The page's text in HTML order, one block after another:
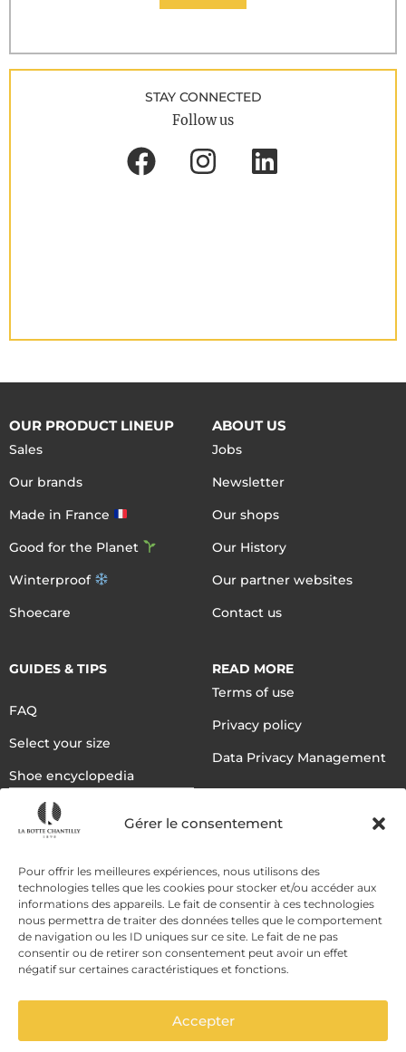
Gérer le consentement
Pour offrir les meilleures expériences, nous utilisons des
technologies telles que les cookies pour stocker et/ou accéder aux
informations des appareils. Le fait de consentir à ces technologies
nous permettra de traiter des données telles que le comportement
de navigation ou les ID uniques sur ce site. Le fait de ne pas
consentir ou de retirer son consentement peut avoir un effet
négatif sur certaines caractéristiques et fonctions.
Accepter
STAY CONNECTED
Follow us
OUR PRODUCT LINEUP
Sales
Our brands
Made in France
Good for the Planet
Winterproof
Shoecare
ABOUT US
Jobs
Newsletter
Our shops
Our History
Our partner websites
Contact us
GUIDES & TIPS
FAQ
Select your size
Shoe encyclopedia
English
READ MORE
Terms of use
Privacy policy
Data Privacy Management
DELIVERY METHODS
PAYMENT METHODS